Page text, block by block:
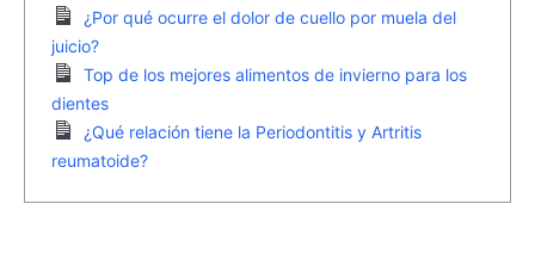
¿Por qué ocurre el dolor de cuello por muela del
juicio?
Top de los mejores alimentos de invierno para los
dientes
¿Qué relación tiene la Periodontitis y Artritis
reumatoide?